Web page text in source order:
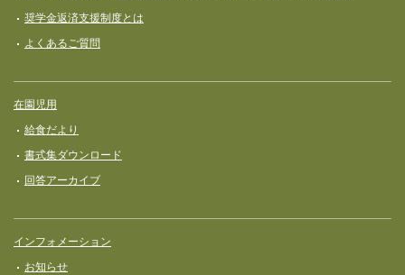
奨学⾦返済⽀援制度とは
よくあるご質問
在園児用
給食だより
書式集ダウンロード
回答アーカイブ
インフォメーション
お知らせ